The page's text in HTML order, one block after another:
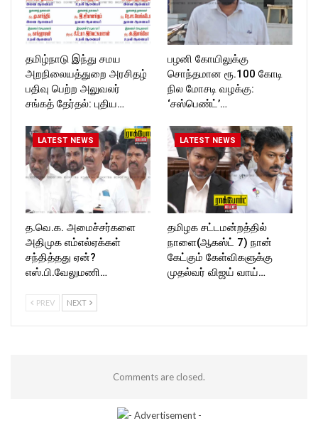
தமிழ்நாடு இந்து சமய
அறநிலையத்துறை அரசிதழ்
பதிவு பெற்ற அலுவலர்
சங்கத் தேர்தல்: புதிய…
பழனி கோயிலுக்கு
சொந்தமான ரூ.100 கோடி
நில மோசடி வழக்கு:
‘சஸ்பெண்ட்’…
LATEST NEWS
த.வெ.க. அமைச்சர்களை
அதிமுக எம்எல்ஏக்கள்
சந்தித்தது ஏன்?
எஸ்.பி.வேலுமணி…
LATEST NEWS
தமிழக சட்டமன்றத்தில்
நாளை(ஆகஸ்ட் 7) நான்
கேட்கும் கேள்விகளுக்கு
முதல்வர் விஜய் வாய்…
PREV NEXT
Comments are closed.